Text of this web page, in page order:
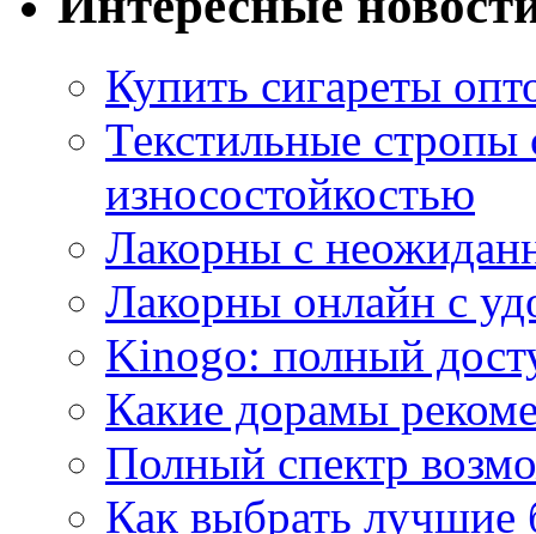
Купить сигареты
Текстильные
износостойкостью
Лакорны с
Лакорны онлайн с
Kinogo: полный
Какие дорамы
Полный спектр
Как выбрать